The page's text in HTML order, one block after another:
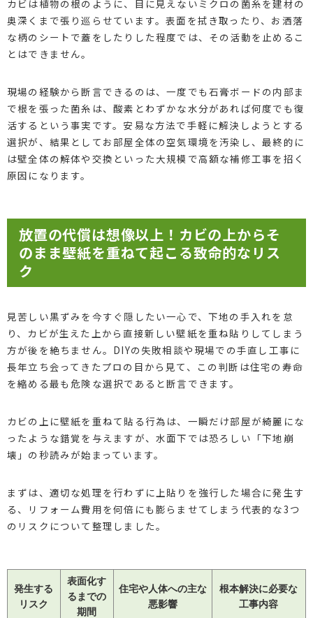
カビは植物の根のように、目に見えないミクロの菌糸を建材の
奥深くまで張り巡らせています。表面を拭き取ったり、お洒落
な柄のシートで蓋をしたりした程度では、その活動を止めるこ
とはできません。
現場の経験から断言できるのは、一度でも石膏ボードの内部ま
で根を張った菌糸は、酸素とわずかな水分があれば何度でも復
活するという事実です。安易な方法で手軽に解決しようとする
選択が、結果としてお部屋全体の空気環境を汚染し、最終的に
は壁全体の解体や交換といった大規模で高額な補修工事を招く
原因になります。
放置の代償は想像以上！カビの上からそ
のまま壁紙を重ねて起こる致命的なリス
ク
見苦しい黒ずみを今すぐ隠したい一心で、下地の手入れを怠
り、カビが生えた上から直接新しい壁紙を重ね貼りしてしまう
方が後を絶ちません。DIYの失敗相談や現場での手直し工事に
長年立ち会ってきたプロの目から見て、この判断は住宅の寿命
を縮める最も危険な選択であると断言できます。
カビの上に壁紙を重ねて貼る行為は、一瞬だけ部屋が綺麗にな
ったような錯覚を与えますが、水面下では恐ろしい「下地崩
壊」の秒読みが始まっています。
まずは、適切な処理を行わずに上貼りを強行した場合に発生す
る、リフォーム費用を何倍にも膨らませてしまう代表的な3つ
のリスクについて整理しました。
発生する
リスク
表面化す
るまでの
期間
住宅や人体への主な
悪影響
根本解決に必要な
工事内容